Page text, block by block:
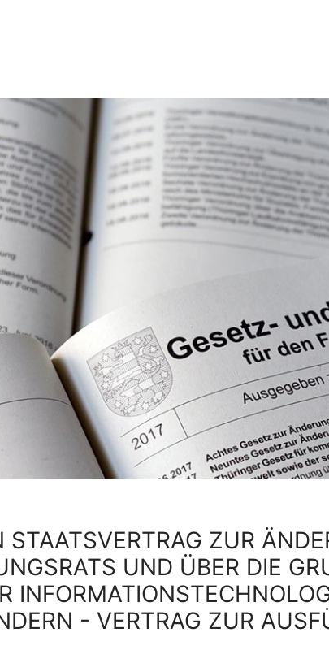
ZUR
UND ÜBER DIE
- VERTRAG ZUR